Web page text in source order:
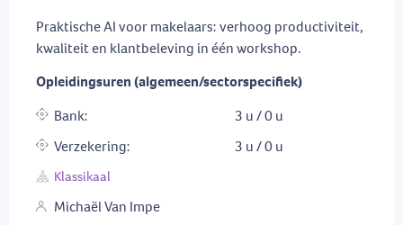
Praktische AI voor makelaars: verhoog productiviteit,
kwaliteit en klantbeleving in één workshop.
Opleidingsuren (algemeen/sectorspecifiek)
Bank:
3 u / 0 u
Verzekering:
3 u / 0 u
Klassikaal
Michaël Van Impe